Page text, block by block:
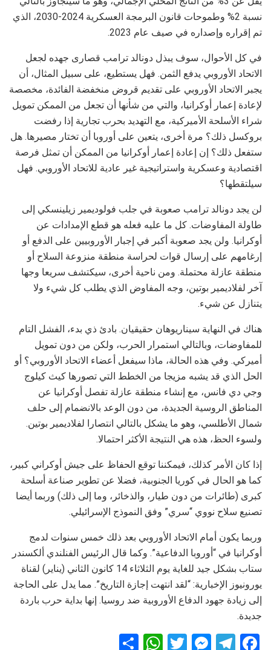
نسبة 2% وطموحات قانون البرمجة العسكرية 2024-2030، الذي
تم إقراره وإصداره في صيف عام 2023.
في كل الأحوال، سوف يبذل دونالد ترامب قصارى جهده لجعل
الاتحاد الأوروبي يدفع الثمن. فهل يستطيع، على سبيل المثال، أن
يجبر الاتحاد الأوروبي على تقديم قروض منخفضة الفائدة، مخصصة
لإعادة إعمار أوكرانيا، والتي من شأنها أن تجعل من الممكن تمويل
شراء الأسلحة الأميركية، مع التهديد بحرب تجارية إذا رفضت
بروكسل ذلك؟ مرة أخرى، يتعين على أوروبا أن تختار مصيرها. هل
ستفعل ذلك؟ إن إعادة إعمار أوكرانيا من الممكن أن تمثل فرصة
اقتصادية وعسكرية واستراتيجية غير عادية للاتحاد الأوروبي. فهل
سيلتقطها؟
لن يجد دونالد ترامب صعوبة في جلب فولوديمير زيلينسكي إلى
طاولة المفاوضات. كل ما عليه فعله هو قطع الإمدادات عن
أوكرانيا. ولن يجد صعوبة أكبر في إجبار الأوروبيين على الدفع أو
إرغامهم على إرسال قوات لحراسة منطقة منزوعة السلاح أو
منطقة عازلة محتملة. ومن ناحية أخرى، سيكتشف سريعا وجها
آخر لفلاديمير بوتين، وجه المفاوض الذي يطلب كل شيء ولا
يتنازل عن شيء.
هناك في النهاية سيناريوهان حقيقيان. بادئ ذي بدء، الفشل التام
للمفاوضات، وبالتالي استمرار الحرب، ولكن من دون تمويل
أميركي. وفي هذه الحالة، ماذا سيفعل أعضاء الاتحاد الأوروبي؟ أو
الحل الذي قد يشبه مزيجا من الخطط التي تصورها كيث كيلوج
وجي دي فانس، مع إنشاء منطقة عازلة تفصل أوكرانيا عن
المناطق الروسية الجديدة، من دون الوعد بالانضمام إلى حلف
شمال الأطلسي، وهو ما يشكل بالتالي انتصارا لفلاديمير بوتين.
ولسوء الحظ، هذه هي النتيجة الأكثر احتمالا.
إذا كان الأمر كذلك، فيمكننا توقع الحفاظ على جيش أوكراني كبير،
كما هو الحال في كوريا الجنوبية، فضلا عن تطوير صناعة أسلحة
كبرى (طائرات من دون طيار، والذخائر، وما إلى ذلك) وربما أيضا
تصنيع سلاح نووي “سري” وفق النموذج الإسرائيلي.
وربما يكون أمام الاتحاد الأوروبي بعد ذلك خمس سنوات لدمج
أوكرانيا في “أوروبا الدفاعية”. وكما قال الرئيس الفنلندي ألكسندر
ستاب بشكل جيد للغاية يوم الثلاثاء 14 كانون الثاني (يناير) لقناة
يورونيوز الإخبارية: “لقد انتهت إجازة التاريخ”. مما يدل على الحاجة
إلى زيادة جهود الدفاع الأوروبية ضد روسيا. إنها بداية حرب باردة
جديدة.
F
T
M
T
W